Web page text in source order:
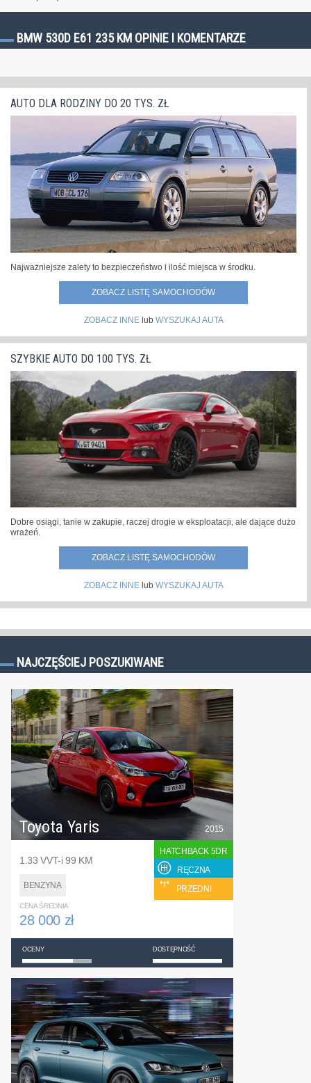
BMW 530D E61 235 KM OPINIE I KOMENTARZE
AUTO DLA RODZINY DO 20 TYS. ZŁ
Najważniejsze zalety to bezpieczeństwo i ilość miejsca w środku.
ZOBACZ LISTĘ SAMOCHODÓW
ZOBACZ INNElub WYSZUKAJ AUTA
SZYBKIE AUTO DO 100 TYS. ZŁ
Dobre osiągi, tanie w zakupie, raczej drogie w eksploatacji, ale dające dużo
wrażeń.
ZOBACZ LISTĘ SAMOCHODÓW
ZOBACZ INNElub WYSZUKAJ AUTA
NAJCZĘŚCIEJ POSZUKIWANE
Toyota Yaris
1.33 VVT-i 99 KM
BENZYNA
2015
HATCHBACK 5DR
RĘCZNA
PRZEDNI
CENA ŚREDNIA
28 000 zł
OCENY DOSTĘPNOŚĆ